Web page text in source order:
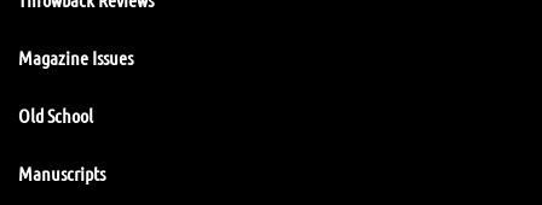
Magazine Issues
Old School
Manuscripts